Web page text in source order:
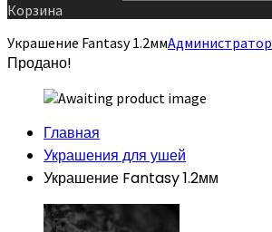
Корзина
Украшение Fantasy 1.2ммАдминистратор
Продано!
Главная
Украшения для ушей
Украшение Fantasy 1.2мм